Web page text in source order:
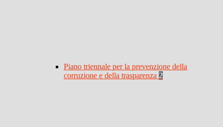
Piano triennale per la prevenzione della
corruzione e della trasparenza 2